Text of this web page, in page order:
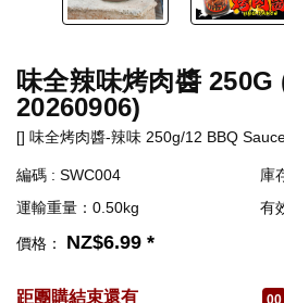
味全辣味烤肉醬 250G
20260906)
[] 味全烤肉醬-辣味 250g/12 BBQ
編碼 : SWC004 庫
運輸重量：0.50kg
有
價格： NZ$6.99 *
距團購結束還有 00